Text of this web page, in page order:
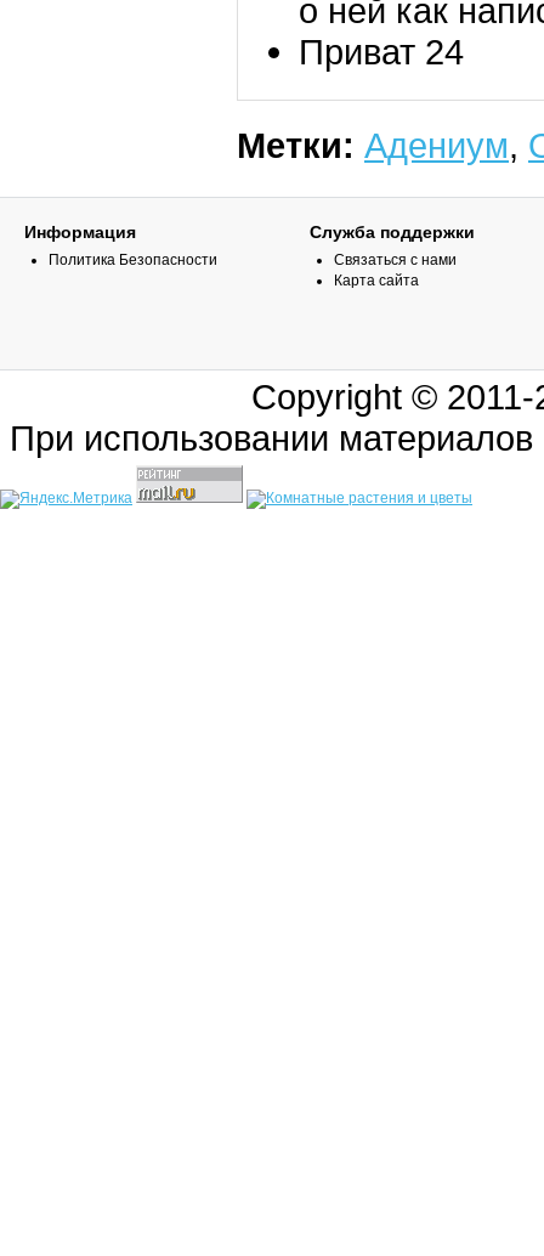
о ней как
Приват 24
Метки: Адениум,
Информация
Политика Безопасности
Служба поддержки
Связаться с нами
Карта сайта
Copyright ©
При использовании